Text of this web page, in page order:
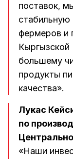
поставок,
стабильную
фермеров и
Кыргызской
большему
продукты
качества».
Лукас
по
«Наши